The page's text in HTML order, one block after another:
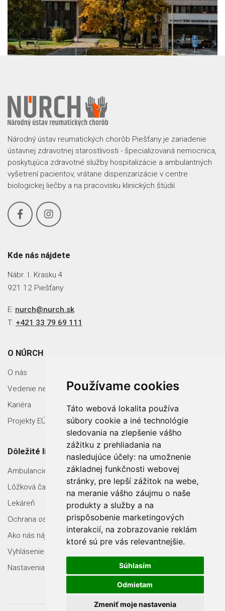
Používame cookies
Táto webová lokalita používa
súbory cookie a iné technológie
sledovania na zlepšenie vášho
zážitku z prehliadania na
nasledujúce účely: na umožnenie
základnej funkčnosti webovej
stránky, pre lepší zážitok na webe,
na meranie vášho záujmu o naše
produkty a služby a na
prispôsobenie marketingových
interakcií, na zobrazovanie reklám
ktoré sú pre vás relevantnejšie.
Súhlasím
Odmietam
Zmeniť moje nastavenia
Národný ústav reumatických chorôb Piešťany je zariadenie
ústavnej zdravotnej starostlivosti - špecializovaná nemocnica,
poskytujúca zdravotné služby hospitalizácie a ambulantných
vyšetrení pacientov, vrátane dispenzarizácie v centre
biologickej liečby a na pracovisku klinických štúdií.
Kde nás nájdete
Nábr. I. Krasku 4
921 12 Piešťany
E: nurch@nurch.sk
T: +421 33 79 69 111
O NÚRCH
O nás
Vedenie nemocnice
Kariéra
Projekty EÚ
Dôležité linky
Ambulancie
Lôžková časť
Lekáreň
Ochrana osobných údajov
Ako nás nájdete
Vyhlásenie o prístupnosti
Nastavenia Cookies